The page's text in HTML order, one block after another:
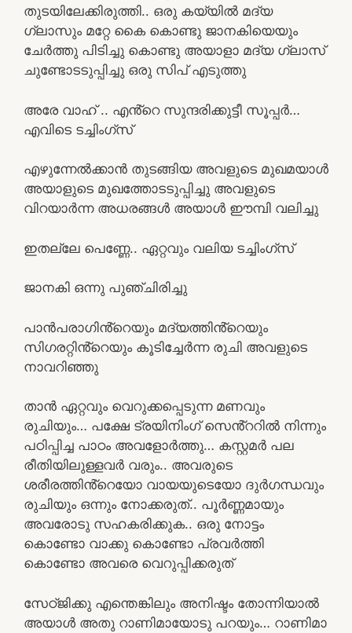
തുടയിലേക്കിരുത്തി.. ഒരു കയ്യിൽ മദ്യ
ഗ്ലാസും മറ്റേ കൈ കൊണ്ടു ജാനകിയെയും
ചേർത്തു പിടിച്ചു കൊണ്ടു അയാളാ മദ്യ ഗ്ലാസ്
ചുണ്ടോടടുപ്പിച്ചു ഒരു സിപ് എടുത്തു
അരേ വാഹ് .. എൻ്റെ സുന്ദരിക്കുട്ടീ സൂപ്പർ…
എവിടെ ടച്ചിംഗ്സ്
എഴുന്നേൽക്കാൻ തുടങ്ങിയ അവളുടെ മുഖമയാൾ
അയാളുടെ മുഖത്തോടടുപ്പിച്ചു അവളുടെ
വിറയാർന്ന അധരങ്ങൾ അയാൾ ഈമ്പി വലിച്ചു
ഇതല്ലേ പെണ്ണേ.. ഏറ്റവും വലിയ ടച്ചിംഗ്സ്
ജാനകി ഒന്നു പുഞ്ചിരിച്ചു
പാൻപരാഗിൻ്റെയും മദ്യത്തിൻ്റെയും
സിഗരറ്റിൻ്റെയും കൂടിച്ചേർന്ന രുചി അവളുടെ
നാവറിഞ്ഞു
താൻ ഏറ്റവും വെറുക്കപ്പെടുന്ന മണവും
രുചിയും… പക്ഷേ ട്രയിനിംഗ് സെൻ്ററിൽ നിന്നും
പഠിപ്പിച്ച പാഠം അവളോർത്തു… കസ്റ്റമർ പല
രീതിയിലുള്ളവർ വരും.. അവരുടെ
ശരീരത്തിൻ്റെയോ വായയുടെയോ ദുർഗന്ധവും
രുചിയും ഒന്നും നോക്കരുത്.. പൂർണ്ണമായും
അവരോടു സഹകരിക്കുക.. ഒരു നോട്ടം
കൊണ്ടോ വാക്കു കൊണ്ടോ പ്രവർത്തി
കൊണ്ടോ അവരെ വെറുപ്പിക്കരുത്
സേഠ്ജിക്കു എന്തെങ്കിലും അനിഷ്ടം തോന്നിയാൽ
അയാൾ അതു റാണിമായോടു പറയും… റാണിമാ